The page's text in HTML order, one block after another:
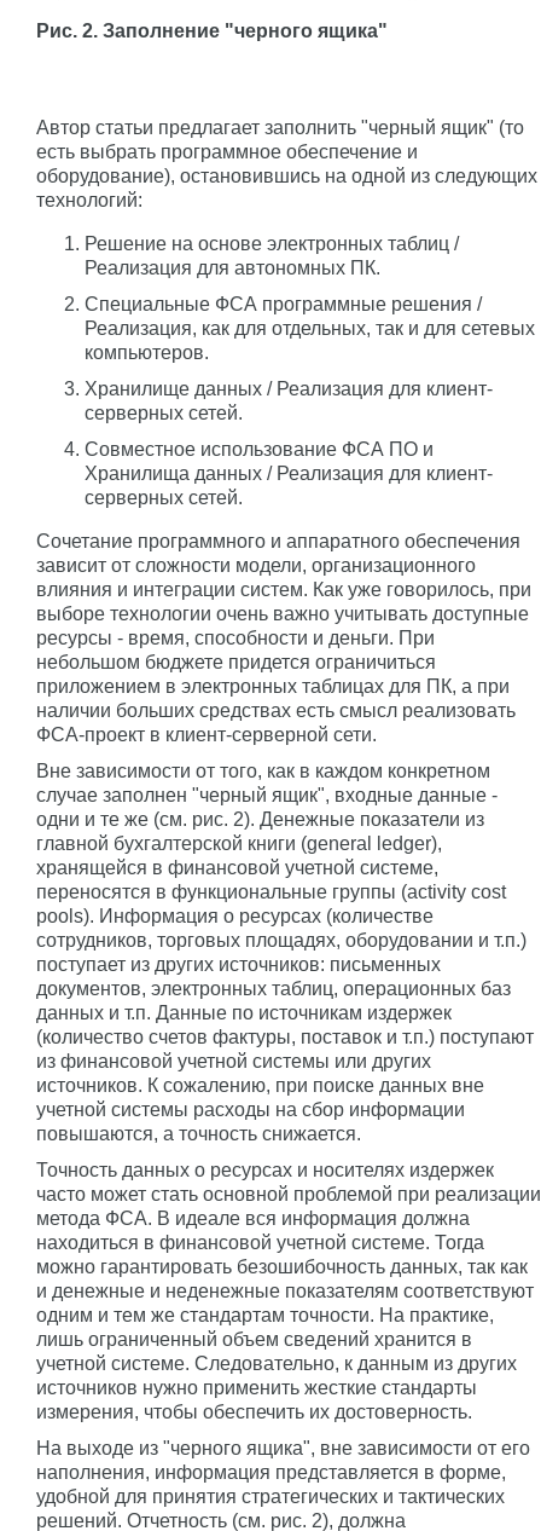
Рис. 2. Заполнение "черного ящика"
Автор статьи предлагает заполнить "черный ящик" (то
есть выбрать программное обеспечение и
оборудование), остановившись на одной из следующих
технологий:
Решение на основе электронных таблиц /
Реализация для автономных ПК.
Специальные ФСА программные решения /
Реализация, как для отдельных, так и для сетевых
компьютеров.
Хранилище данных / Реализация для клиент-
серверных сетей.
Совместное использование ФСА ПО и
Хранилища данных / Реализация для клиент-
серверных сетей.
Сочетание программного и аппаратного обеспечения
зависит от сложности модели, организационного
влияния и интеграции систем. Как уже говорилось, при
выборе технологии очень важно учитывать доступные
ресурсы - время, способности и деньги. При
небольшом бюджете придется ограничиться
приложением в электронных таблицах для ПК, а при
наличии больших средствах есть смысл реализовать
ФСА-проект в клиент-серверной сети.
Вне зависимости от того, как в каждом конкретном
случае заполнен "черный ящик", входные данные -
одни и те же (см. рис. 2). Денежные показатели из
главной бухгалтерской книги (general ledger),
хранящейся в финансовой учетной системе,
переносятся в функциональные группы (activity cost
pools). Информация о ресурсах (количестве
сотрудников, торговых площадях, оборудовании и т.п.)
поступает из других источников: письменных
документов, электронных таблиц, операционных баз
данных и т.п. Данные по источникам издержек
(количество счетов фактуры, поставок и т.п.) поступают
из финансовой учетной системы или других
источников. К сожалению, при поиске данных вне
учетной системы расходы на сбор информации
повышаются, а точность снижается.
Точность данных о ресурсах и носителях издержек
часто может стать основной проблемой при реализации
метода ФСА. В идеале вся информация должна
находиться в финансовой учетной системе. Тогда
можно гарантировать безошибочность данных, так как
и денежные и неденежные показателям соответствуют
одним и тем же стандартам точности. На практике,
лишь ограниченный объем сведений хранится в
учетной системе. Следовательно, к данным из других
источников нужно применить жесткие стандарты
измерения, чтобы обеспечить их достоверность.
На выходе из "черного ящика", вне зависимости от его
наполнения, информация представляется в форме,
удобной для принятия стратегических и тактических
решений. Отчетность (см. рис. 2), должна